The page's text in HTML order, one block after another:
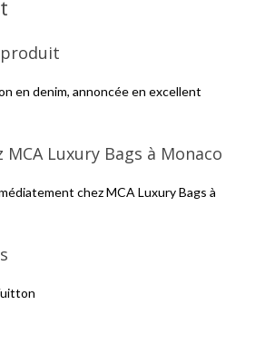
en denim, annoncée en excellent
Luxury Bags à Monaco
chez MCA Luxury Bags à